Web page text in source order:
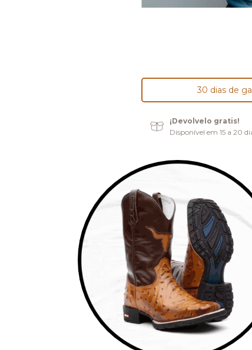
30 dias de
¡Devolvelo gratis!
Disponível em 15 a 20